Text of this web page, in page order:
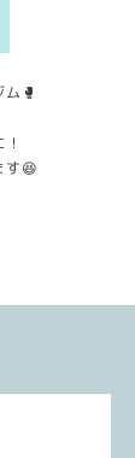
🥊
す😆